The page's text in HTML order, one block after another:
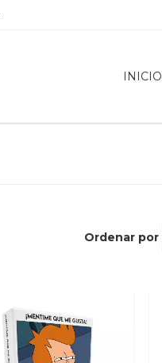
INICIO
Ordenar por